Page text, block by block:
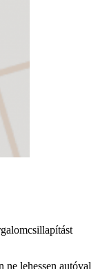
lehessen autóval